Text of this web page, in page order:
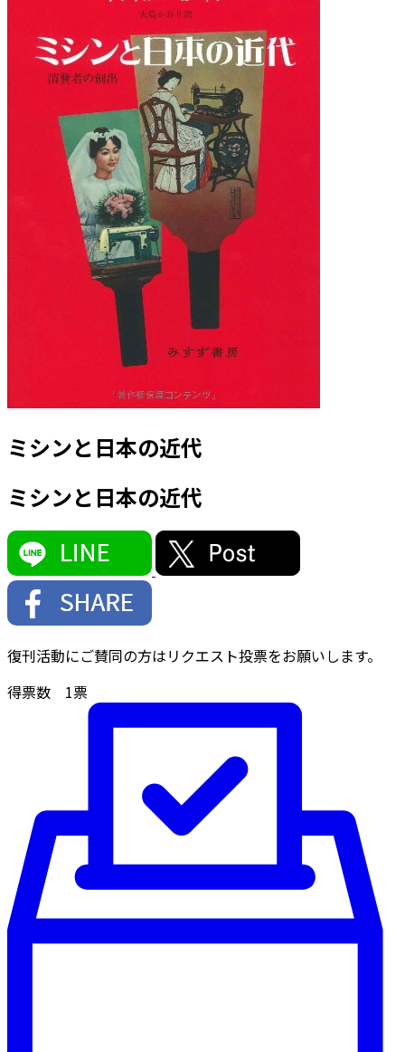
ミシンと日本の近代
ミシンと日本の近代
復刊活動にご賛同の方はリクエスト投票をお願いします。
得票数 1票